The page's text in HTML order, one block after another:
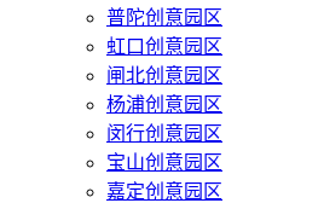
普陀创意园区
虹口创意园区
闸北创意园区
杨浦创意园区
闵行创意园区
宝山创意园区
嘉定创意园区